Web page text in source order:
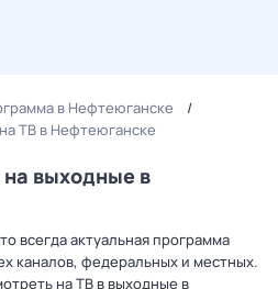
в Нефтеюганске
ТВ в Нефтеюганске
выходные в
всегда актуальная программа
каналов, федеральных и местных.
на ТВ в выходные в